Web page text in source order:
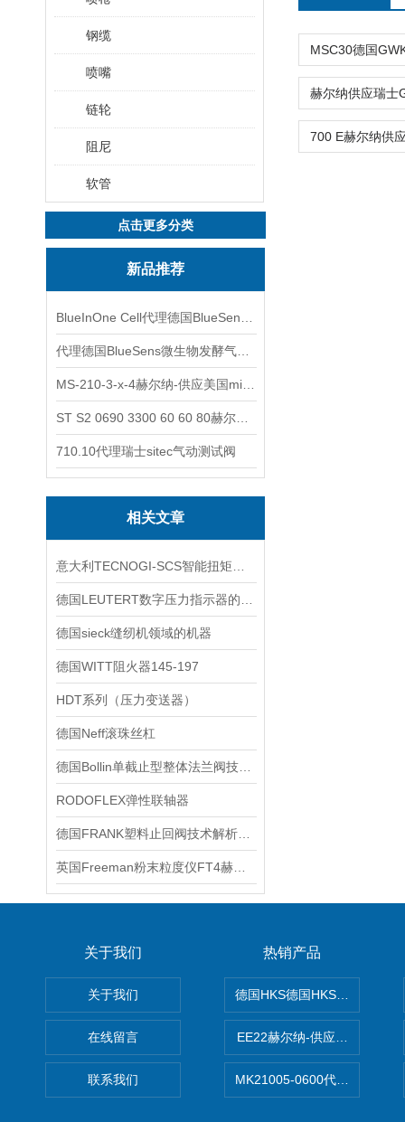
钢缆
喷嘴
链轮
阻尼
软管
点击更多分类
新品推荐
710.10代理瑞士sitec气动测试阀
相关文章
德国sieck缝纫机领域的机器
德国WITT阻火器145-197
HDT系列（压力变送器）
德国Neff滚珠丝杠
RODOFLEX弹性联轴器
关于我们
关于我们
在线留言
联系我们
热销产品
德国HKS德国HKS液压旋转摆
EE22赫尔纳-供应
MK21005-0600代理德国MK